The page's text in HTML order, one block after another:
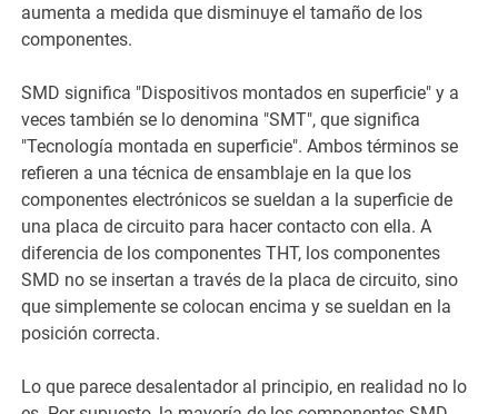
aumenta a medida que disminuye el tamaño de los
componentes.
SMD significa "Dispositivos montados en superficie" y a
veces también se lo denomina "SMT", que significa
"Tecnología montada en superficie". Ambos términos se
refieren a una técnica de ensamblaje en la que los
componentes electrónicos se sueldan a la superficie de
una placa de circuito para hacer contacto con ella. A
diferencia de los componentes THT, los componentes
SMD no se insertan a través de la placa de circuito, sino
que simplemente se colocan encima y se sueldan en la
posición correcta.
Lo que parece desalentador al principio, en realidad no lo